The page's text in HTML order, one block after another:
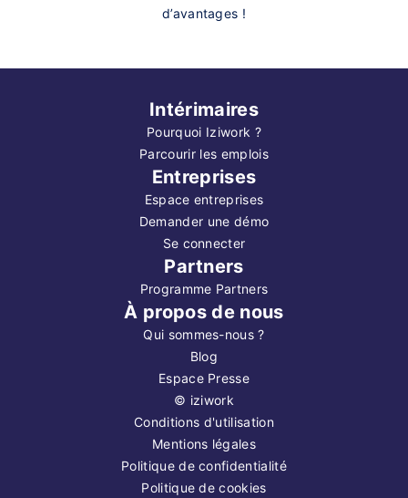
d’avantages !
Intérimaires
Pourquoi Iziwork ?
Parcourir les emplois
Entreprises
Espace entreprises
Demander une démo
Se connecter
Partners
Programme Partners
À propos de nous
Qui sommes-nous ?
Blog
Espace Presse
© iziwork
Conditions d'utilisation
Mentions légales
Politique de confidentialité
Politique de cookies